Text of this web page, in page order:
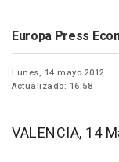
Europa Press
Lunes, 14 mayo 2012
Actualizado: 16:58
VALENCIA, 14